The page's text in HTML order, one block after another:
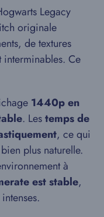
Legacy
originale
de textures
interminables. Ce
1440p en
. Lestemps de
, ce qui
plus naturelle.
à
est stable,